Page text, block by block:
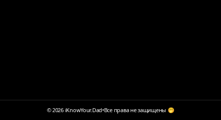
© 2026 iKnowYour.Dad•Все права не защищены 🤭